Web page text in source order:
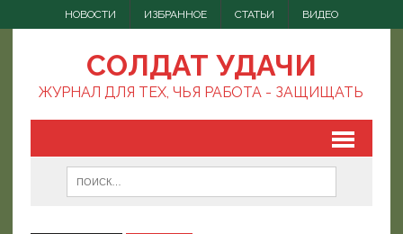
НОВОСТИ ИЗБРАННОЕ СТАТЬИ ВИДЕО
СОЛДАТ УДАЧИ
ЖУРНАЛ ДЛЯ ТЕХ, ЧЬЯ РАБОТА - ЗАЩИЩАТЬ